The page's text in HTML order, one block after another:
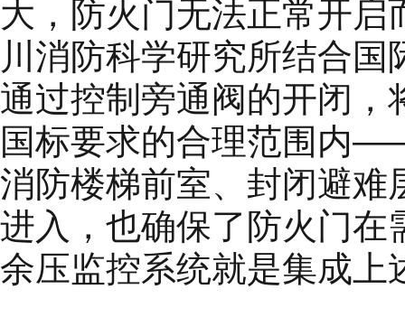
大，防火门无法正常开
川消防科学研究所结合
通过控制旁通阀的开闭，
国标要求的合理范围内
消防楼梯前室、封闭避难
进入，也确保了防火门在
余压监控系统就是集成上